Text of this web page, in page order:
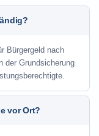
Bürgergeld nach
der Grundsicherung
vor Ort?